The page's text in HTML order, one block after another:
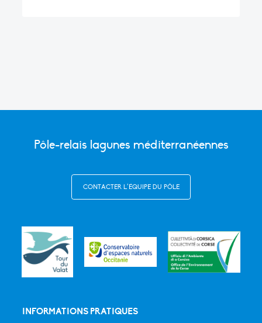
Pôle-relais lagunes méditerranéennes
CONTACTER L’ÉQUIPE DU PÔLE
INFORMATIONS PRATIQUES